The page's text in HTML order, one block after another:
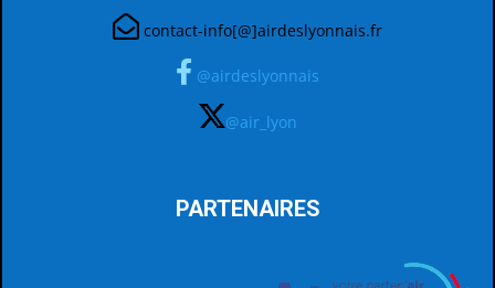
contact-info[@]airdeslyonnais.fr
@airdeslyonnais
@air_lyon
PARTENAIRES